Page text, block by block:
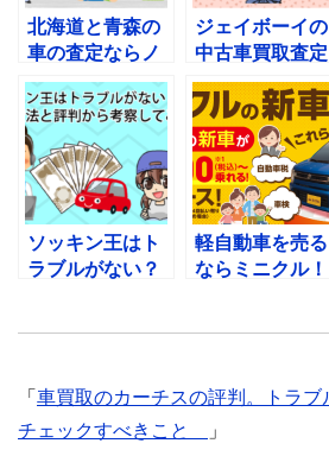
北海道と青森の
車の査定ならノ
ースグラフィッ
クオート！口コ
ミがいい理由を
解説
ジェイボーイの
中古車買取査定
と見積もり方
法。高額買取を
目指す！
ソッキン王はト
ラブルがない？
軽自動車を売る
ならミニクル！
「 車買取のカーチスの評判。トラブ
チェックすべきこと
」